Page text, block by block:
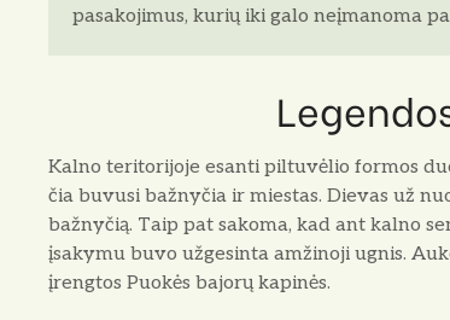
pasakojimus, kurių iki galo neįmanoma
Kalno teritorijoje esanti piltuvėlio formos
čia buvusi bažnyčia ir miestas. Dievas už
bažnyčią. Taip pat sakoma, kad ant kalno
įsakymu buvo užgesinta amžinoji ugnis.
įrengtos Puokės bajorų kapinės.